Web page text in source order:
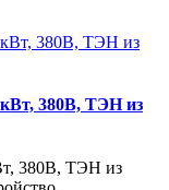
380В, ТЭН из
380В, ТЭН из